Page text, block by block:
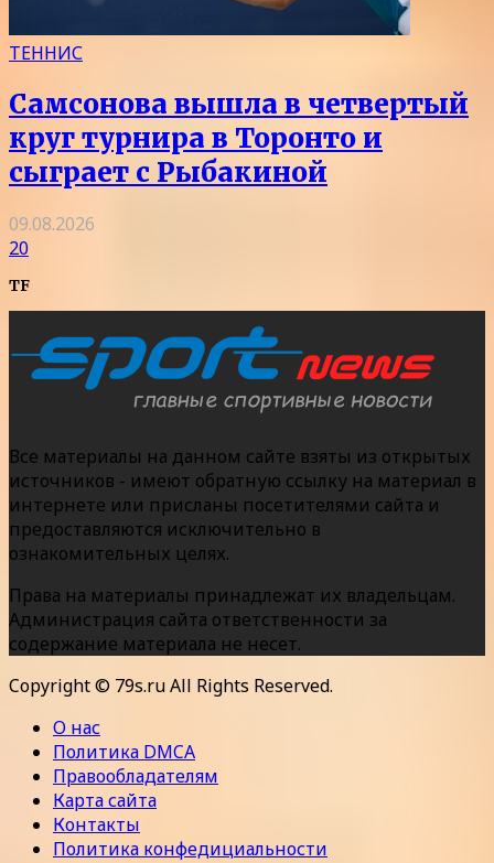
ТЕННИС
Самсонова вышла в четвертый
круг турнира в Торонто и
сыграет с Рыбакиной
09.08.2026
20
TF
Все материалы на данном сайте взяты из открытых
источников - имеют обратную ссылку на материал в
интернете или присланы посетителями сайта и
предоставляются исключительно в
ознакомительных целях.
Права на материалы принадлежат их владельцам.
Администрация сайта ответственности за
содержание материала не несет.
Copyright © 79s.ru All Rights Reserved.
О нас
Политика DMCA
Правообладателям
Карта сайта
Контакты
Политика конфедициальности